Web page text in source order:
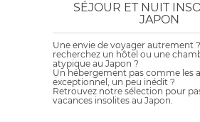
SÉJOUR ET NUIT
JAPON
Une envie de voyager autrement
recherchez un hôtel ou une
atypique au Japon ?
Un hébergement pas comme les
exceptionnel, un peu inédit ?
Retrouvez notre sélection pour
vacances insolites au Japon.